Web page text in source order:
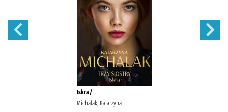
Iskra /
Michalak, Katarzyna